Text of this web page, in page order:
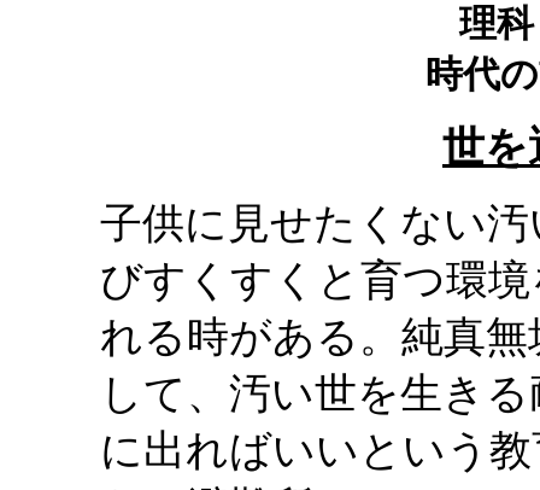
理
時代
世を
子供に見せたくない
びすくすくと育つ環
れる時がある。純真
して、汚い世を生き
に出ればいいという